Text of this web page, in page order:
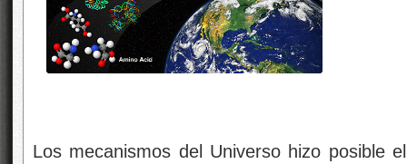
Los mecanismos del Universo hizo posible